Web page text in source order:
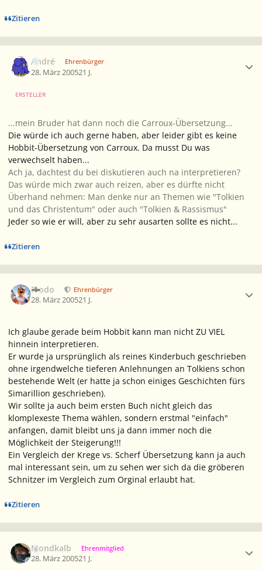
Zitieren
André Ehrenbürger
28. März 200521 J.
ERSTELLER
...mein Bruder hat dann noch die Carroux-Übersetzung...
Die würde ich auch gerne haben, aber leider gibt es keine
Hobbit-Übersetzung von Carroux. Da musst Du was
verwechselt haben...
Ach ja, dachtest du bei diskutieren auch na interpretieren?
Das würde mich zwar auch reizen, aber es dürfte nicht
Überhand nehmen: Man denke nur an Themen wie "Tolkien
und das Christentum" oder auch "Tolkien & Rassismus"
Jeder so wie er will, aber zu sehr ausarten sollte es nicht...
Zitieren
Frodo Ehrenbürger
28. März 200521 J.
Ich glaube gerade beim Hobbit kann man nicht ZU VIEL
hinnein interpretieren.
Er wurde ja ursprünglich als reines Kinderbuch geschrieben
ohne irgendwelche tieferen Anlehnungen an Tolkiens schon
bestehende Welt (er hatte ja schon einiges Geschichten fürs
Simarillion geschrieben).
Wir sollte ja auch beim ersten Buch nicht gleich das
klomplexeste Thema wählen, sondern erstmal "einfach"
anfangen, damit bleibt uns ja dann immer noch die
Möglichkeit der Steigerung!!!
Ein Vergleich der Krege vs. Scherf Übersetzung kann ja auch
mal interessant sein, um zu sehen wer sich da die gröberen
Schnitzer im Vergleich zum Orginal erlaubt hat.
Zitieren
Mondkalb Ehrenmitglied
28. März 200521 J.